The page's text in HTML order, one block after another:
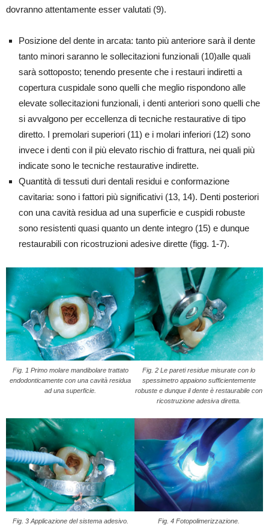
dovranno attentamente esser valutati (9).
Posizione del dente in arcata: tanto più anteriore sarà il dente
tanto minori saranno le sollecitazioni funzionali (10)alle quali
sarà sottoposto; tenendo presente che i restauri indiretti a
copertura cuspidale sono quelli che meglio rispondono alle
elevate sollecitazioni funzionali, i denti anteriori sono quelli che
si avvalgono per eccellenza di tecniche restaurative di tipo
diretto. I premolari superiori (11) e i molari inferiori (12) sono
invece i denti con il più elevato rischio di frattura, nei quali più
indicate sono le tecniche restaurative indirette.
Quantità di tessuti duri dentali residui e conformazione
cavitaria: sono i fattori più significativi (13, 14). Denti posteriori
con una cavità residua ad una superficie e cuspidi robuste
sono resistenti quasi quanto un dente integro (15) e dunque
restaurabili con ricostruzioni adesive dirette (figg. 1-7).
Fig. 1 Primo molare mandibolare trattato
endodonticamente con una cavità residua
ad una superficie.
Fig. 2 Le pareti residue misurate con lo
spessimetro appaiono sufficientemente
robuste e dunque il dente è restaurabile con
ricostruzione adesiva diretta.
Fig. 3 Applicazione del sistema adesivo. Fig. 4 Fotopolimerizzazione.